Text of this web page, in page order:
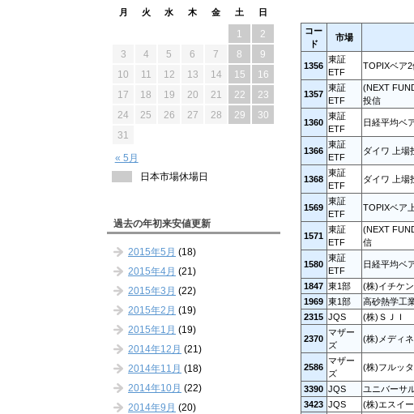
コー
ド
市場
1356
東証
ETF
TOPIXベア
1357
東証
ETF
(NEXT
投信
1360
東証
ETF
日経平均ベ
1366
東証
ETF
ダイワ 上場
1368
東証
ETF
ダイワ 上場
1569
東証
ETF
TOPIXベア
1571
東証
ETF
(NEXT
信
1580
東証
ETF
日経平均ベ
1847 東1部 (株)イチケン
1969 東1部 高砂熱学工
2315 JQS (株)ＳＪＩ
2370
マザー
ズ
(株)メディ
2586
マザー
ズ
(株)フルッ
3390 JQS ユニバーサ
3423 JQS (株)エスイー
月 火 水 木 金 土 日
« 5月
1
2
3
4 5 6 7 8
9
10
11 12 13 14 15
16
17
18 19 20 21 22
23
24
25 26 27 28 29
30
31
日本市場休場日
過去の年初来安値更新
2015年5月 (18)
2015年4月 (21)
2015年3月 (22)
2015年2月 (19)
2015年1月 (19)
2014年12月 (21)
2014年11月 (18)
2014年10月 (22)
2014年9月 (20)